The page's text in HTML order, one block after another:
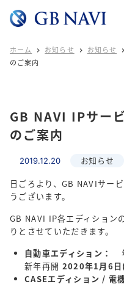
ホーム  お知らせ  お知らせ 
のご案内
GB NAVI IPサー
のご案内
2019.12.20
お知らせ
日ごろより、GB NAVIサー
うございます。
GB NAVI IP各エディション
りとさせていただきます。
自動車エディション：
新年再開 2020年1月6日
CASEエディション / 電